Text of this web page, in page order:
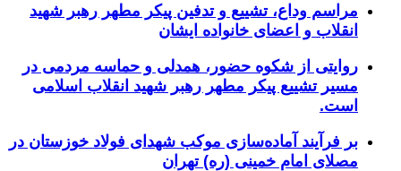
مراسم وداع، تشییع و تدفین پیکر مطهر رهبر شهید
انقلاب و اعضای خانواده ایشان
روایتی از شکوه حضور، همدلی و حماسه مردمی در
مسیر تشییع پیکر مطهر رهبر شهید انقلاب اسلامی
است.
بر فرآیند آماده‌سازی موکب شهدای فولاد خوزستان در
مصلای امام خمینی (ره) تهران